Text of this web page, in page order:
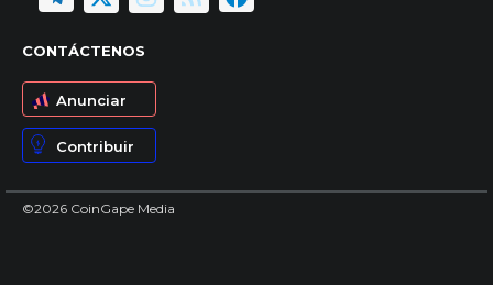
CONTÁCTENOS
Anunciar
Contribuir
©2026 CoinGape Media